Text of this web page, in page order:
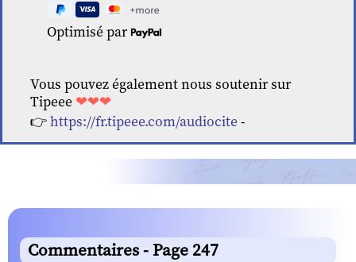
Optimisé par
Vous pouvez également nous soutenir sur
Tipeee ❤❤❤
👉https://fr.tipeee.com/audiocite -
Commentaires - Page 247